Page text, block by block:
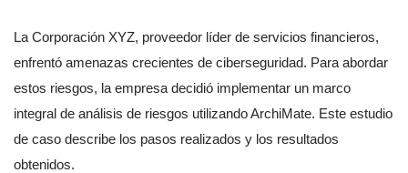
La Corporación XYZ, proveedor líder de servicios financieros,
enfrentó amenazas crecientes de ciberseguridad. Para abordar
estos riesgos, la empresa decidió implementar un marco
integral de análisis de riesgos utilizando ArchiMate. Este estudio
de caso describe los pasos realizados y los resultados
obtenidos.